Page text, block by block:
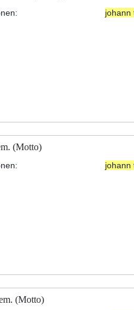
johann
(Motto)
johann
(Motto)